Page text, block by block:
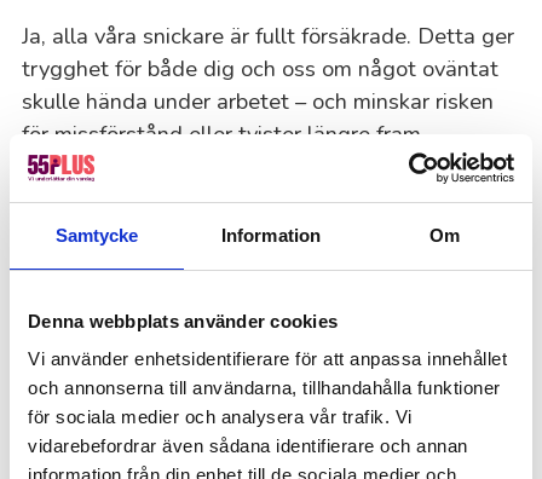
Samtycke Information Om
Denna webbplats använder cookies
Vi använder enhetsidentifierare för att anpassa innehållet
och annonserna till användarna, tillhandahålla funktioner
för sociala medier och analysera vår trafik. Vi
vidarebefordrar även sådana identifierare och annan
information från din enhet till de sociala medier och
Ja, alla våra snickare är fullt försäkrade. Detta ger
trygghet för både dig och oss om något oväntat
skulle hända under arbetet – och minskar risken
för missförstånd eller tvister längre fram.
Så tycker våra kunder
★★★★★
Rekommenderar 55Plus!
Smidig och personlig kontakt, både vid
uppstart och med personen som
utförde arbetet. Arbetet är väl utfört och
priset är väldigt rimligt.–Micaelavia